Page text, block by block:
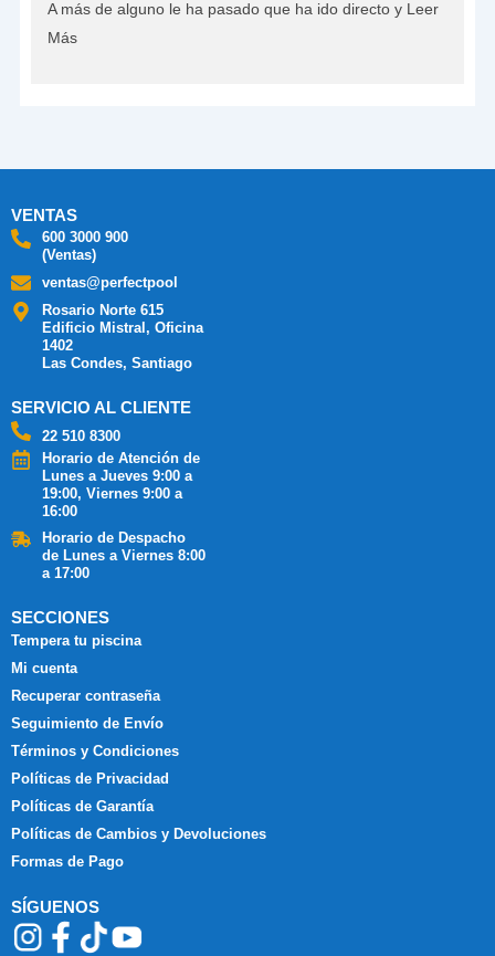
A más de alguno le ha pasado que ha ido directo y Leer
Más
VENTAS
600 3000 900
(Ventas)
ventas@perfectpool
Rosario Norte 615
Edificio Mistral, Oficina
1402
Las Condes, Santiago
SERVICIO AL CLIENTE
22 510 8300
Horario de Atención de
Lunes a Jueves 9:00 a
19:00, Viernes 9:00 a
16:00
Horario de Despacho
de Lunes a Viernes 8:00
a 17:00
SECCIONES
Tempera tu piscina
Mi cuenta
Recuperar contraseña
Seguimiento de Envío
Términos y Condiciones
Políticas de Privacidad
Políticas de Garantía
Políticas de Cambios y Devoluciones
Formas de Pago
SÍGUENOS